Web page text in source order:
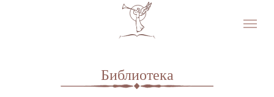
Библиотека